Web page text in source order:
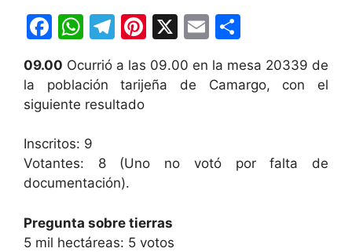
F
c
e
o
o
W
at
s
p
p
T
e
gr
m
Pi
er
X
E
ai m
p
09.00 Ocurrió a las 09.00 en la mesa 20339 de
la población tarijeña de Camargo, con el
siguiente resultado
Inscritos: 9
Votantes: 8 (Uno no votó por falta de
documentación).
Pregunta sobre tierras
5 mil hectáreas: 5 votos